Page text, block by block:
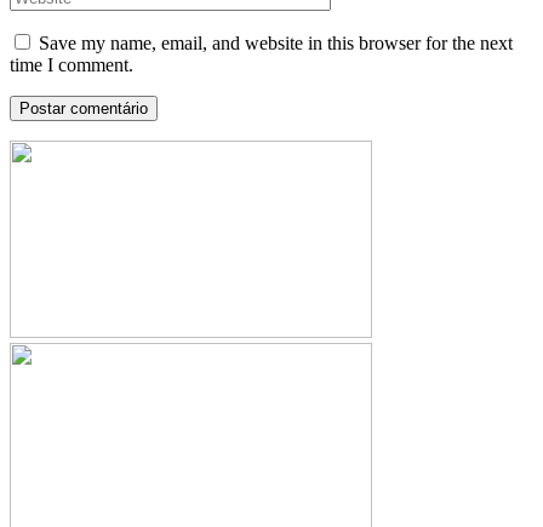
Save my name, email, and website in this browser for the next
time I comment.